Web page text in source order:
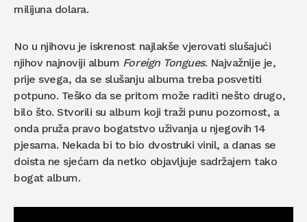
milijuna dolara.
No u njihovu je iskrenost najlakše vjerovati slušajući
njihov najnoviji album Foreign Tongues. Najvažnije je,
prije svega, da se slušanju albuma treba posvetiti
potpuno. Teško da se pritom može raditi nešto drugo,
bilo što. Stvorili su album koji traži punu pozornost, a
onda pruža pravo bogatstvo uživanja u njegovih 14
pjesama. Nekada bi to bio dvostruki vinil, a danas se
doista ne sjećam da netko objavljuje sadržajem tako
bogat album.